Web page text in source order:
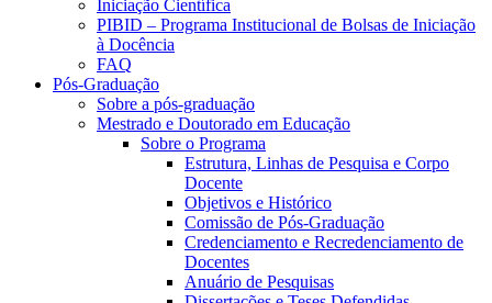
Iniciação Científica
PIBID – Programa Institucional de Bolsas de Iniciação
à Docência
FAQ
Pós-Graduação
Sobre a pós-graduação
Mestrado e Doutorado em Educação
Sobre o Programa
Estrutura, Linhas de Pesquisa e Corpo
Docente
Objetivos e Histórico
Comissão de Pós-Graduação
Credenciamento e Recredenciamento de
Docentes
Anuário de Pesquisas